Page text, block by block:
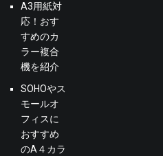
A3用紙対
応！おす
すめのカ
ラー複合
機を紹介
SOHOやス
モールオ
フィスに
おすすめ
のA４カラ